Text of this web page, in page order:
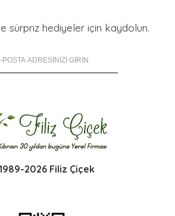
sürpriz hediyeler için kaydolun.
2026 Filiz Çiçek